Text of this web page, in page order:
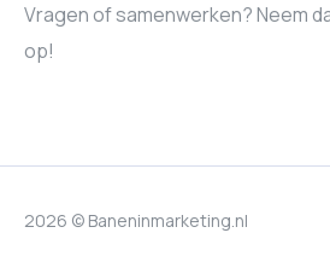
Vragen of samenwerken? Neem
op!
2026 © Baneninmarketing.nl